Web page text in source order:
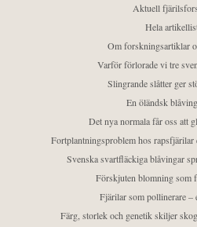
Aktuell
Hela
Om forskningsartiklar
Varför förlorade vi tre
Slingrande slåtter ger
En öländsk
Det nya normala får oss att
Fortplantningsproblem hos rapsfjärilar
Svenska svartfläckiga blåvingar
Förskjuten blomning som
Fjärilar som pollinerare –
Färg, storlek och genetik skiljer